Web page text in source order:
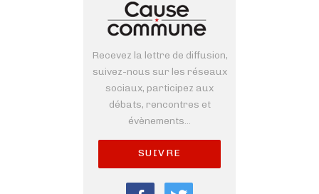
Recevez la lettre de diffusion,
suivez-nous sur les réseaux
sociaux, participez aux
débats, rencontres et
évènements...
SUIVRE